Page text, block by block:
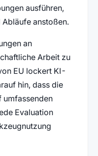
ausführen,
anstoßen.
an
Arbeit zu
EU lockert KI-
hin, dass die
umfassenden
Evaluation